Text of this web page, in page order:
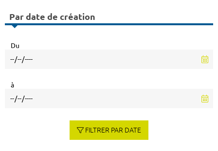
Par date de création
Du
à
FILTRER PAR DATE